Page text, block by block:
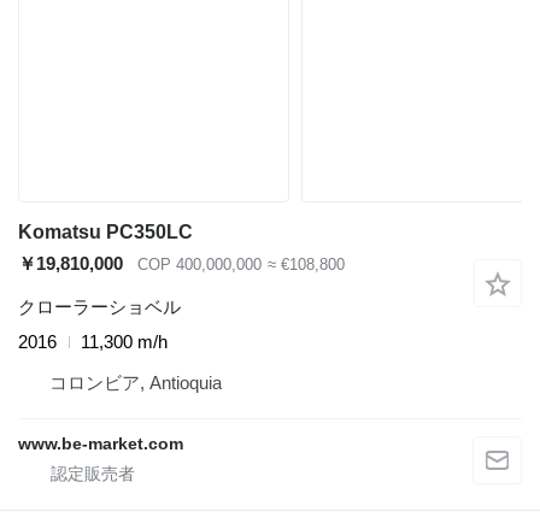
Komatsu PC350LC
￥19,810,000
COP 400,000,000 ≈ €108,800
クローラーショベル
2016
11,300 m/h
コロンビア, Antioquia
www.be-market.com